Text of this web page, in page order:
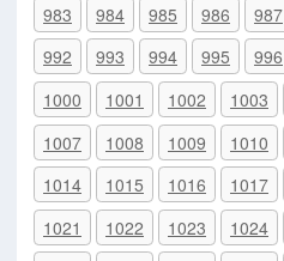
983
984 985 986 987
992
993 994 995 996
1000
1001 1002 1003
1007
1008 1009 1010
1014
1015 1016 1017
1021
1022 1023 1024